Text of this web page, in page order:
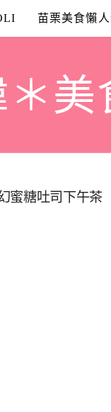
苗栗美食懶
美
蜜糖吐司下午茶